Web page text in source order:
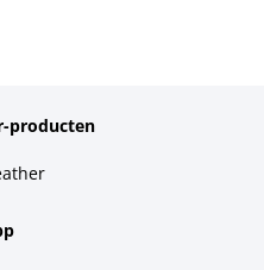
producten